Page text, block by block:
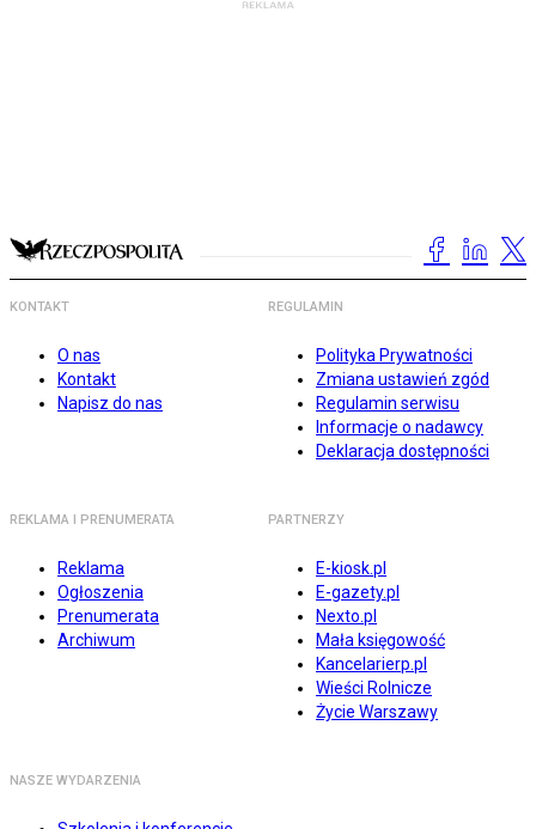
KONTAKT
O nas
Kontakt
Napisz do nas
REGULAMIN
Polityka Prywatności
Zmiana ustawień zgód
Regulamin serwisu
Informacje o nadawcy
Deklaracja dostępności
REKLAMA I PRENUMERATA
Reklama
Ogłoszenia
Prenumerata
Archiwum
PARTNERZY
E-kiosk.pl
E-gazety.pl
Nexto.pl
Mała księgowość
Kancelarierp.pl
Wieści Rolnicze
Życie Warszawy
NASZE WYDARZENIA